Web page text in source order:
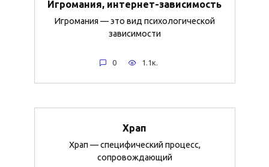
Игромания, интернет-зависимость
Игромания — это вид психологической
зависимости
0 1.1к.
Храп
Храп — специфический процесс,
сопровождающий